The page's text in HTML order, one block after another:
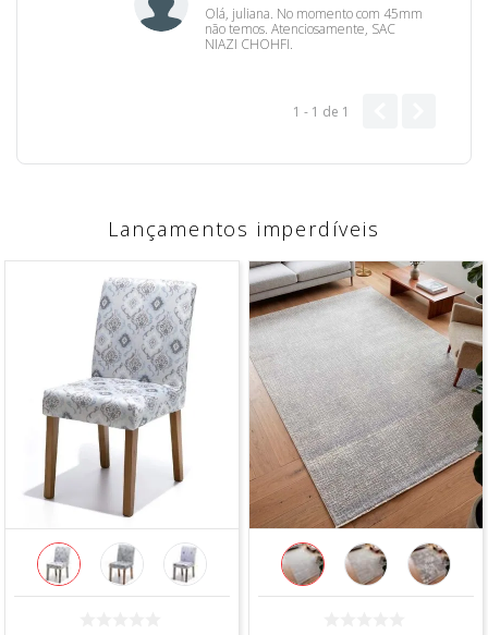
Olá, juliana. No momento com 45mm
não temos. Atenciosamente, SAC
NIAZI CHOHFI.
1 - 1 de 1
Lançamentos imperdíveis